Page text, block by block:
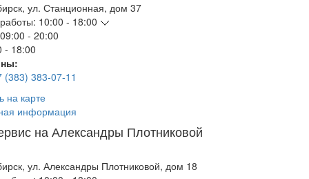
, ул. Станционная, дом 37
10:00 - 18:00
09:00 - 20:00
- 18:00
(383) 383-07-11
на карте
информация
на Александры Плотниковой
, ул. Александры Плотниковой, дом 18